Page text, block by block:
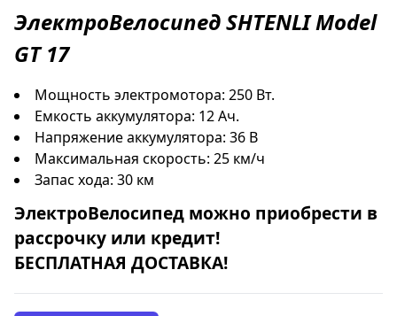
ЭлектроВелосипедSHTENLI Model
GT 17
Мощность электромотора: 250 Вт.
Емкость аккумулятора: 12 Ач.
Напряжение аккумулятора: 36 В
Максимальная скорость: 25 км/ч
Запас хода: 30 км
ЭлектроВелосипед можно приобрести в
рассрочку или кредит!
БЕСПЛАТНАЯ ДОСТАВКА!